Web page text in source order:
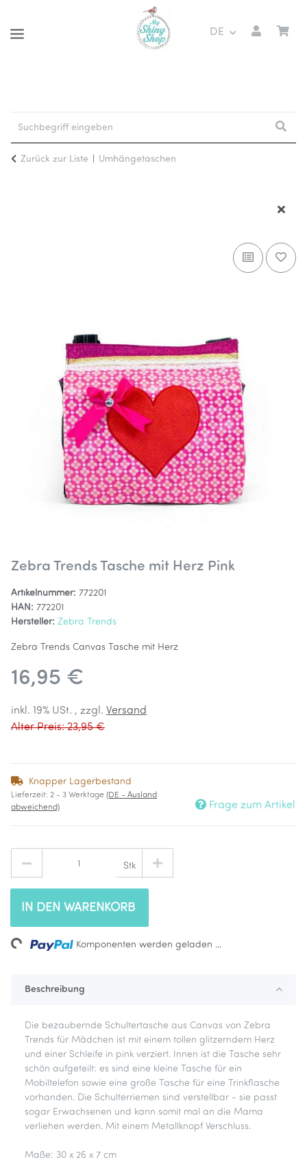
DE
Zurück zur Liste Umhängetaschen
Zebra Trends Tasche mit Herz Pink
Artikelnummer: 772201
HAN: 772201
Hersteller: Zebra Trends
Zebra Trends Canvas Tasche mit Herz
16,95 €
inkl. 19% USt. , zzgl. Versand
Alter Preis: 23,95 €
Knapper Lagerbestand
Lieferzeit: 2 - 3 Werktage (DE - Ausland
abweichend)
Frage zum Artikel
Stk
IN DEN WARENKORB
Komponenten werden geladen ...
Beschreibung
Die bezaubernde Schultertasche aus Canvas von Zebra
Trends für Mädchen ist mit einem tollen glitzerndem Herz
und einer Schleife in pink verziert. Innen ist die Tasche sehr
schön aufgeteilt: es sind eine kleine Tasche für ein
Mobiltelefon sowie eine große Tasche für eine Trinkflasche
vorhanden. Die Schulterriemen sind verstellbar - sie passt
sogar Erwachsenen und kann somit mal an die Mama
verliehen werden. Mit einem Metallknopf Verschluss.
Maße: 30 x 26 x 7 cm